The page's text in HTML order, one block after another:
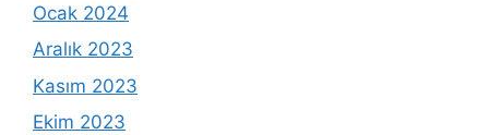
Ocak 2024
Aralık 2023
Kasım 2023
Ekim 2023